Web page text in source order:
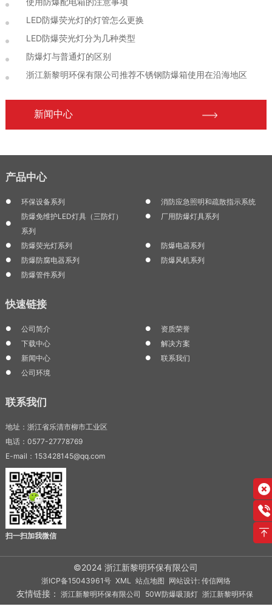
LED防爆荧光灯的灯管怎么更换
LED防爆荧光灯分为几种类型
防爆灯与普通灯的区别
浙江新黎明环保有限公司推荐不锈钢防爆箱使用在沿海地区
新闻中心
产品中心
环保设备系列
消防应急照明和疏散指示系统
防爆免维护LED灯具（三防灯）
系列
厂用防爆灯具系列
防爆荧光灯系列
防爆电器系列
防爆防腐电器系列
防爆风机系列
防爆管件系列
快速链接
公司简介
资质荣誉
下载中心
解决方案
新闻中心
联系我们
公司环境
联系我们
地址：浙江省乐清市柳市工业区
电话：0577-27778769
E-mail：153428145@qq.com
扫一扫加我微信
©2024 浙江新黎明环保有限公司
浙ICP备15043961号 XML 站点地图 网站设计: 传信网络
友情链接： 浙江新黎明环保有限公司 50W防爆吸顶灯 浙江新黎明环保